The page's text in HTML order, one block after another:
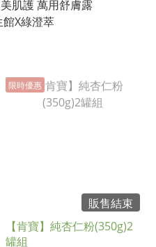
限時優惠
販售結束
【肯寶】純杏仁粉(350g)2
罐組